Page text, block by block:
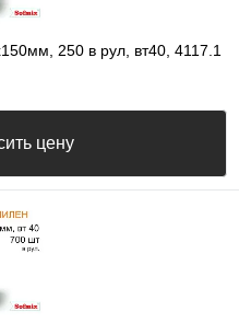
250 в рул, вт40, 4117.1
цену